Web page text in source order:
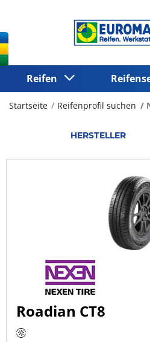
Reifen
Startseite Reifenprofil suchen
HERSTELLER
Roadian CT8